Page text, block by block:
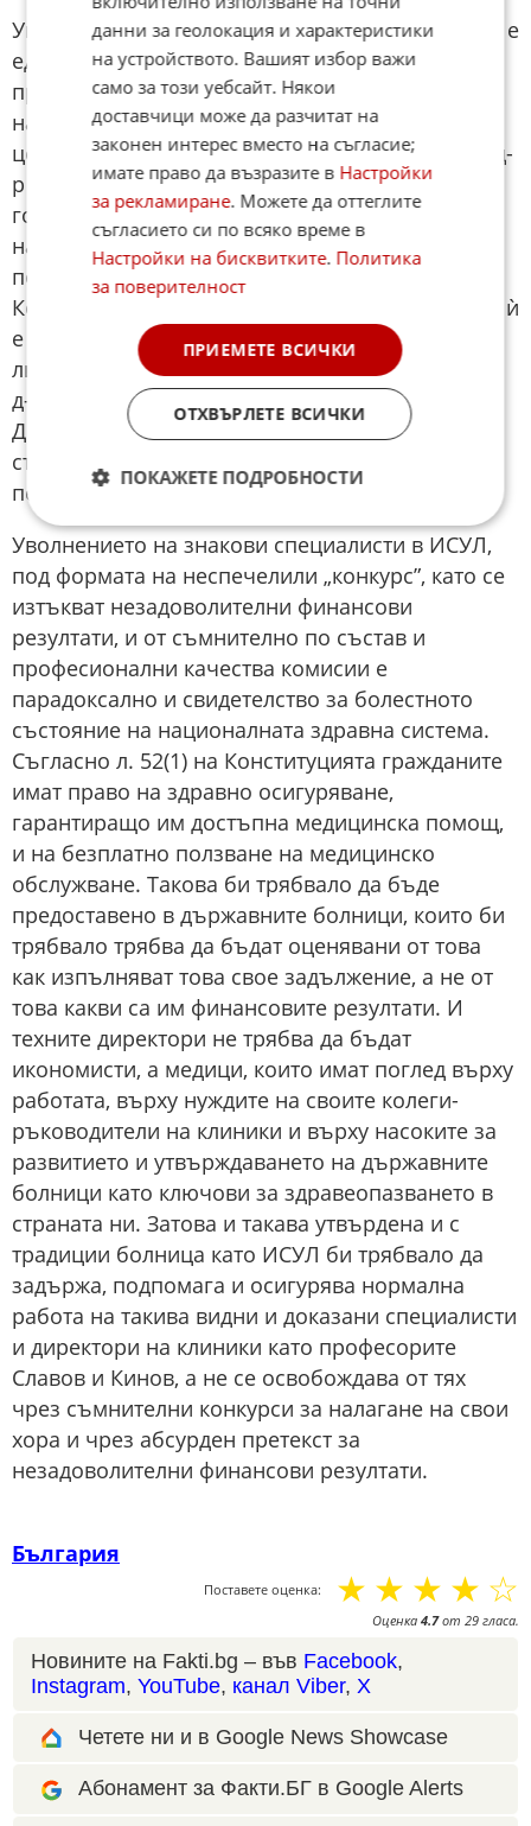
Уволнението на акад. Славов и проф. Кинов не е
единственото от директора на ИСУЛ. През
пролетта на тази година той сменя по същия
начин директорката на медико- денталния
център на болницата доц. Виктория Жекова с д-
р Матей Гаврилов, пенсиониран лекар на 73
години, който пък е бивш служител на бащата
на Любомир Пенев като директор на
поликлиниката на фалираната "Св. София".
Когато Доц. Жекова иска да провери оценките, ѝ
е отказано, защото документите съдържали
лични данни - тоест нейните и на конкурента ѝ
д-р Гаврилов. През март , когато е уволнена
Доц. Жекова, служителите на центъра, заради
съмнения за опорочен конкурс се включват в
петиция в нейна защита. Безуспешно.
Уволнението на знакови специалисти в ИСУЛ,
под формата на неспечелили „конкурс”, като се
изтъкват незадоволителни финансови
резултати, и от съмнително по състав и
професионални качества комисии е
парадоксално и свидетелство за болестното
състояние на националната здравна система.
Съгласно л. 52(1) на Конституцията гражданите
имат право на здравно осигуряване,
гарантиращо им достъпна медицинска помощ,
и на безплатно ползване на медицинско
обслужване. Такова би трябвало да бъде
предоставено в държавните болници, които би
трябвало трябва да бъдат оценявани от това
как изпълняват това свое задължение, а не от
това какви са им финансовите резултати. И
техните директори не трябва да бъдат
икономисти, а медици, които имат поглед върху
работата, върху нуждите на своите колеги-
ръководители на клиники и върху насоките за
развитието и утвърждаването на държавните
болници като ключови за здравеопазването в
страната ни. Затова и такава утвърдена и с
традиции болница като ИСУЛ би трябвало да
задържа, подпомага и осигурява нормална
работа на такива видни и доказани специалисти
и директори на клиники като професорите
Славов и Кинов, а не се освобождава от тях
чрез съмнителни конкурси за налагане на свои
хора и чрез абсурден претекст за
незадоволителни финансови резултати.
България
Поставете оценка: ☆
☆
☆
☆
☆
Оценка 4.7от 29 гласа.
Новините на Fakti.bg – във Facebook,
Instagram, YouTube, канал Viber, X
Четете ни и в Google News Showcase
Абонамент за Факти.БГ в Google Alerts
данни за геолокация и характеристики
на устройството. Вашият избор важи
само за този уебсайт. Някои
доставчици може да разчитат на
законен интерес вместо на съгласие;
имате право да възразите в Настройки
за рекламиране. Можете да оттеглите
съгласието си по всяко време в
Настройки на бисквитките. Политика
за поверителност
ПРИЕМЕТЕ ВСИЧКИ
ОТХВЪРЛЕТЕ ВСИЧКИ
ПОКАЖЕТЕ ПОДРОБНОСТИ